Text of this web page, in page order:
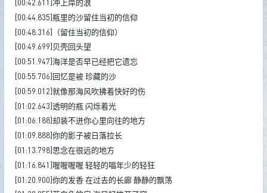
[00:42.611]冲上岸的浪
[00:44.835]瓶里的沙留住当初的信仰
[00:48.316]（留住当初的信仰）
[00:49.699]贝壳回头望
[00:51.947]海洋是否早已经把它遗忘
[00:55.706]回忆是被 珍藏的沙
[00:59.012]就像那海风吹拂着快好的伤
[01:02.643]透明的瓶 闪烁着光
[01:06.188]却装不进你心里向往的地方
[01:09.888]你的影子被日落拉长
[01:13.798]思念在很远的地方
[01:16.841]喔喔喔喔 轻轻的唱年少的轻狂
[01:20.900]你的发香 在过去的长廊 静静的飘荡